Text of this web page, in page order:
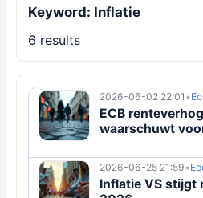
Keyword: Inflatie
6 results
2026-06-02 22:01 •
ECB
waarschuwt
2026-06-25 21:59•
Inflatie VS stijgt